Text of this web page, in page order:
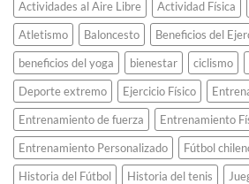
las
medallas
olímpicas
Tokio
2020
usando
teléfonos
celulares
viejos.
Actividades al Aire Libre Actividad Física
Atletismo
Baloncesto
Beneficios del
beneficios del yoga
bienestar ciclismo
Deporte extremo
Ejercicio Físico
Entrenamiento de fuerza
Entrenamiento
Entrenamiento Personalizado
Fútbol
Historia del Fútbol
Historia del tenis